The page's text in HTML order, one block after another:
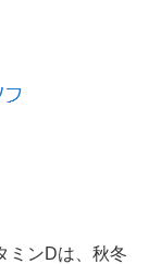
ミンDは、秋冬